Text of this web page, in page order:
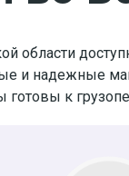
области
и надежные
к